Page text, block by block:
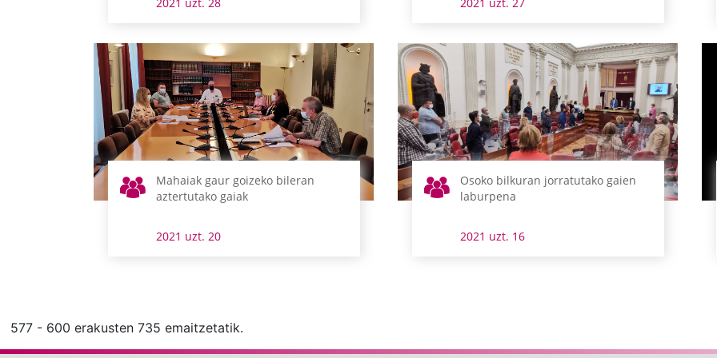
Mahaiak gaur goizeko bileran
aztertutako gaiak
2021 uzt. 20
Osoko bilkuran jorratutako gaien
laburpena
2021 uzt. 16
577 - 600 erakusten 735 emaitzetatik.